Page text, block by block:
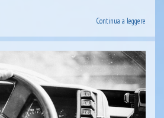
Continua a leggere